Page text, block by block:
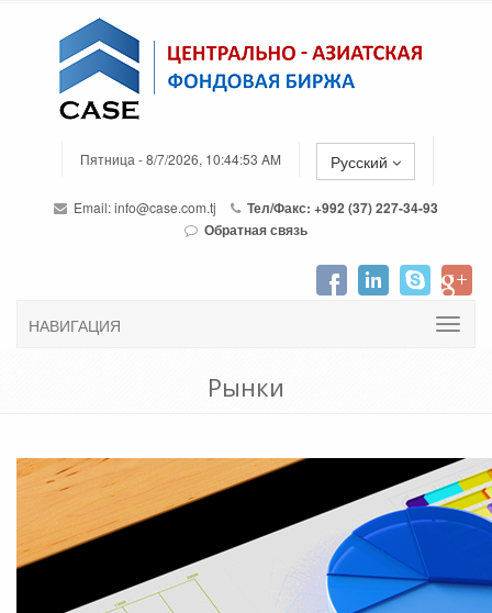
Пятница - 8/7/2026, 10:44:53 AM Русский
Email:info@case.com.tj
Тел/Факс: +992 (37) 227-34-93
Обратная связь
НАВИГАЦИЯ
Рынки